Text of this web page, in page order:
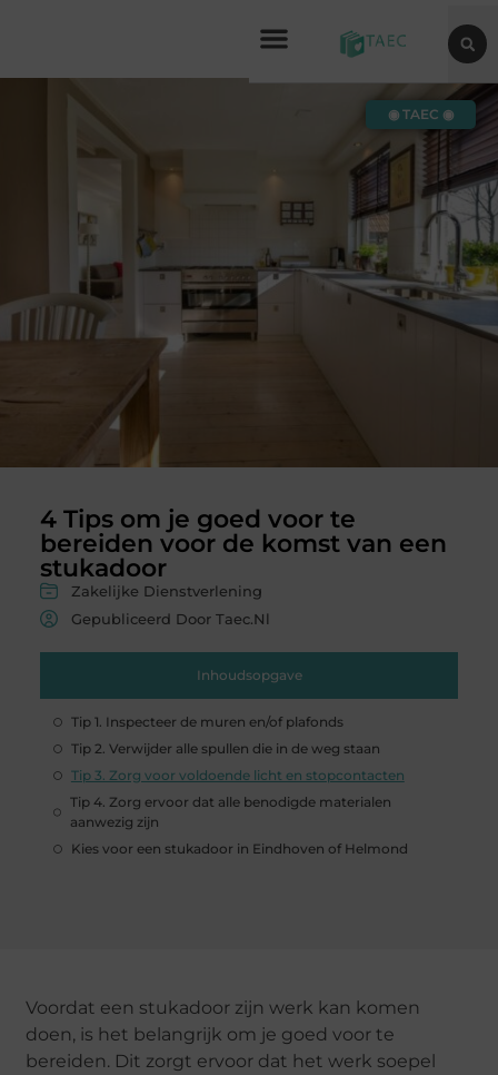
4 Tips om je goed voor te
bereiden voor de komst van een
stukadoor
Zakelijke Dienstverlening
Gepubliceerd Door Taec.nl
Inhoudsopgave
Tip 1. Inspecteer de muren en/of plafonds
Tip 2. Verwijder alle spullen die in de weg staan
Tip 3. Zorg voor voldoende licht en stopcontacten
Tip 4. Zorg ervoor dat alle benodigde materialen
aanwezig zijn
Kies voor een stukadoor in Eindhoven of Helmond
◉ TAEC ◉
Voordat een stukadoor zijn werk kan komen
doen, is het belangrijk om je goed voor te
bereiden. Dit zorgt ervoor dat het werk soepel